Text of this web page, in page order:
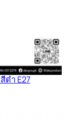
ดำ E27